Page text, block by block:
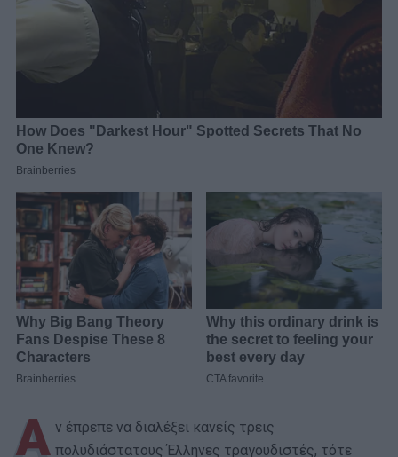
Α ν έπρεπε να διαλέξει κανείς τρεις
πολυδιάστατους Έλληνες τραγουδιστές, τότε